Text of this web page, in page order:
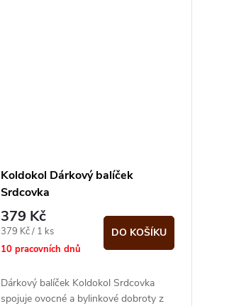
Koldokol Dárkový balíček
Srdcovka
379 Kč
Měrná
cena:
379 Kč / 1 ks
10 pracovních dnů
DO KOŠÍKU
Dárkový balíček Koldokol Srdcovka
spojuje ovocné a bylinkové dobroty z